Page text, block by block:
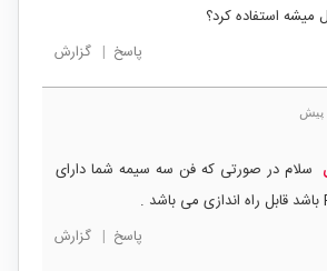
استفاده کرد؟
پاسخ | گزارش
سلام در صورتی که فن سه سیمه شما دارای
پاسخ | گزارش